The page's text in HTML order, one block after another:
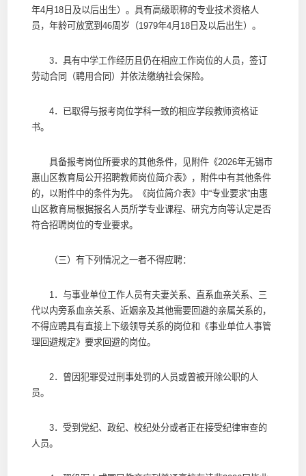
年4月18日及以后出生）。具有高级职称的专业技术资格人
员，年龄可放宽到46周岁（1979年4月18日及以后出生）。
3．具有中学工作经历且仍在相应工作岗位的人员，签订
劳动合同（聘用合同）并依法缴纳社会保险。
4．已取得与报考岗位学科一致的相应学段教师资格证
书。
具备报考岗位所要求的其他条件，见附件《2026年无锡市
惠山区教育局公开招聘教师岗位简介表》，附件中有其他条件
的，以附件中的条件为先。《岗位简介表》中“专业要求”由惠
山区教育局根据报名人员所学专业课程、研究方向等认定是否
符合招聘岗位的专业要求。
（三）有下列情况之一者不得应聘：
1．与事业单位工作人员有夫妻关系、直系血亲关系、三
代以内旁系血亲关系、近姻亲及其他需要回避的亲属关系的，
不得应聘具有直接上下级领导关系的岗位和《事业单位人事管
理回避规定》要求回避的岗位。
2．曾因犯罪受过刑事处罚的人员或曾被开除公职的人
员。
3．受到党纪、政纪、校纪处分或者正在接受纪律审查的
人员。